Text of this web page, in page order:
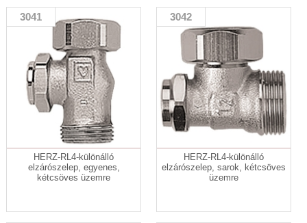
3041
HERZ-RL4-különálló
elzárószelep, egyenes,
kétcsöves üzemre
3042
HERZ-RL4-különálló
elzárószelep, sarok, kétcsöves
üzemre